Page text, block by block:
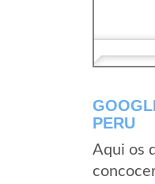
PERU
Aqui os